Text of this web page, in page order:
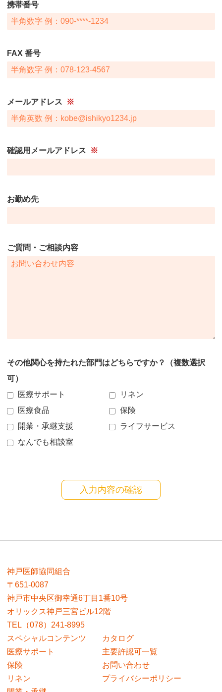
携帯番号
FAX 番号
メールアドレス ※
確認用メールアドレス ※
お勤め先
ご質問・ご相談内容
その他関心を持たれた部門はどちらですか？（複数選択
可）
医療サポート
リネン
医療食品
保険
開業・承継支援
ライフサービス
なんでも相談室
神戸医師協同組合
〒651-0087
神戸市中央区御幸通6丁目1番10号
オリックス神戸三宮ビル12階
TEL（078）241-8995
スペシャルコンテンツ
医療サポート
保険
リネン
カタログ
主要許認可一覧
お問い合わせ
プライバシーポリシー